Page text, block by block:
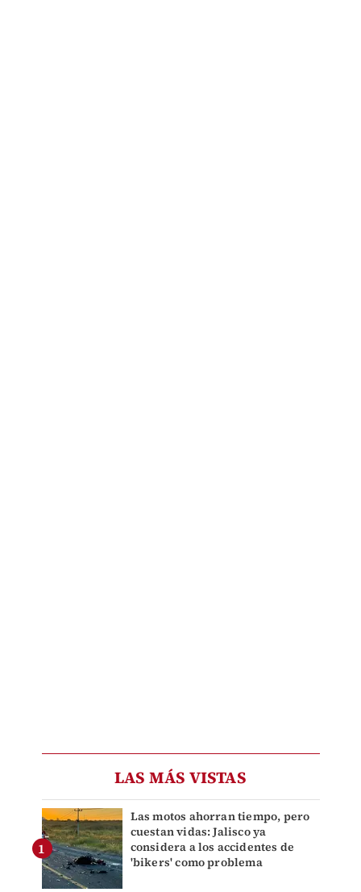
LAS MÁS VISTAS
Las motos ahorran tiempo, pero
cuestan vidas: Jalisco ya
considera a los accidentes de
'bikers' como problema